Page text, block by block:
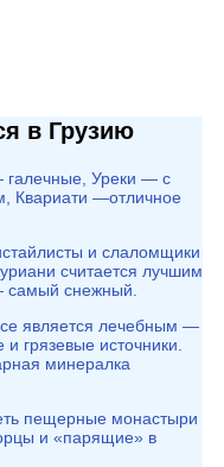
в Грузию
Уреки — с
Квариати —отличное
и слаломщики
считается лучшим
самый снежный.
является лечебным —
грязевые источники.
минералка
пещерные монастыри
и «парящие» в